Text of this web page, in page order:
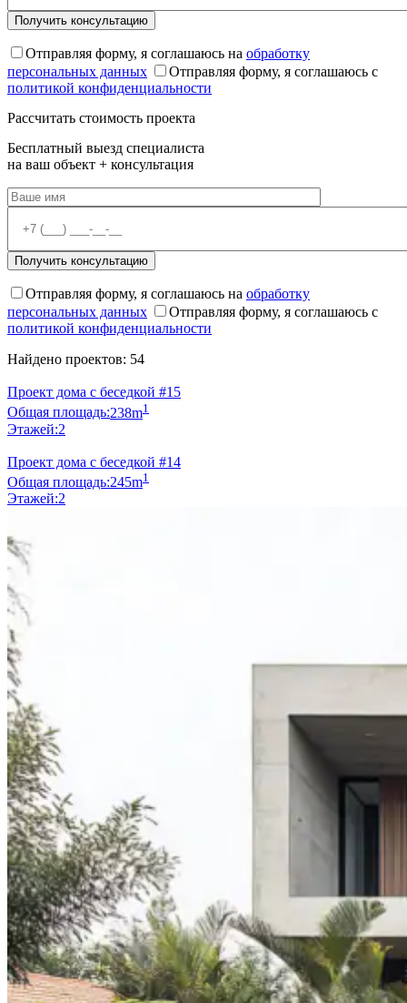
Отправляя форму, я соглашаюсь на обработку
персональных данных
Отправляя форму, я соглашаюсь с
политикой конфиденциальности
Рассчитать стоимость проекта
Бесплатный выезд специалиста
на ваш объект + консультация
Отправляя форму, я соглашаюсь на обработку
персональных данных
Отправляя форму, я соглашаюсь с
политикой конфиденциальности
Найдено проектов: 54
Проект дома с беседкой #15
Общая площадь:238m1
Этажей:2
Проект дома с беседкой #14
Общая площадь:245m1
Этажей:2